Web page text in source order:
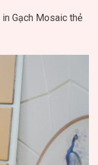
in Gạch Mosaic thẻ